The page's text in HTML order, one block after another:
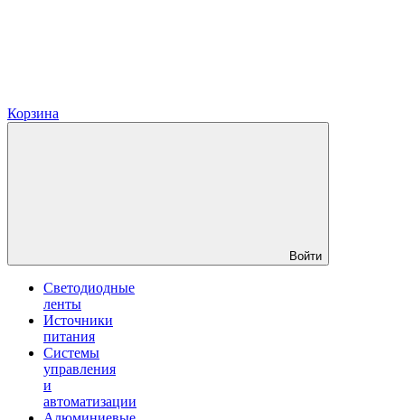
Корзина
Войти
Светодиодные
ленты
Источники
питания
Системы
управления
и
автоматизации